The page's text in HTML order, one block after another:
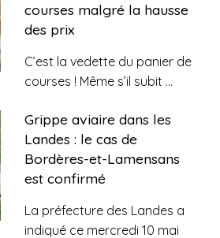
courses malgré la hausse
des prix
C’est la vedette du panier de
courses ! Même s’il subit ...
Grippe aviaire dans les
Landes : le cas de
Bordères-et-Lamensans
est confirmé
La préfecture des Landes a
indiqué ce mercredi 10 mai